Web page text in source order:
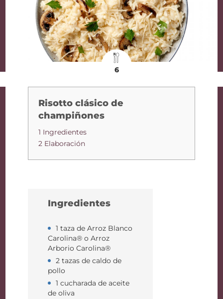
6
Risotto clásico de
champiñones
1 Ingredientes
2 Elaboración
Ingredientes
1 taza de Arroz Blanco
Carolina® o Arroz
Arborio Carolina®
2 tazas de caldo de
pollo
1 cucharada de aceite
de oliva